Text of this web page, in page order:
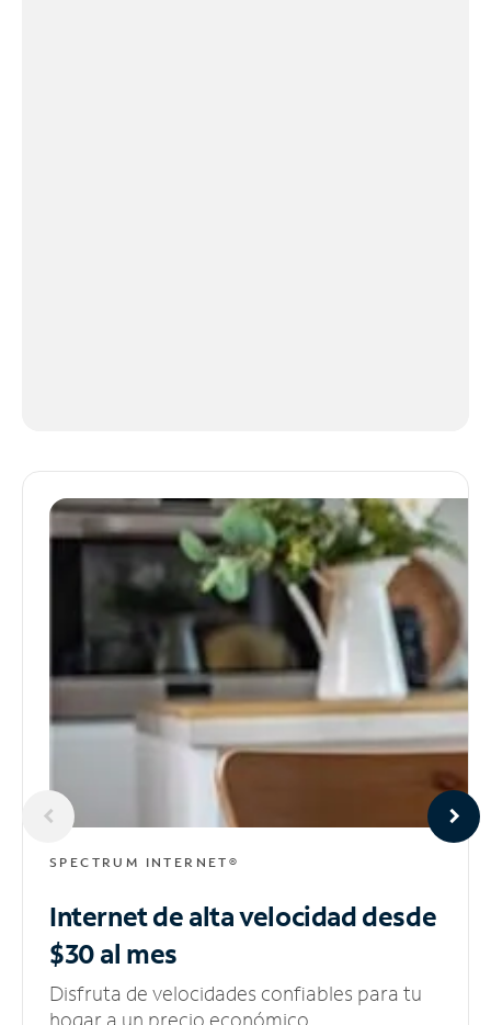
SPECTRUM INTERNET®
Internet de alta velocidaddesde
$30 al mes
Disfruta de velocidades confiables para tu
hogar a un precio económico.